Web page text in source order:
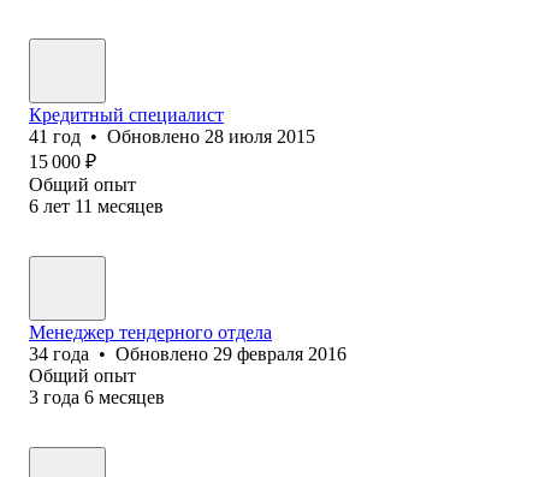
Кредитный специалист
41 год • Обновлено 28 июля 2015
15 000 ₽
Общий опыт
6 лет 11 месяцев
Менеджер тендерного отдела
34 года • Обновлено 29 февраля 2016
Общий опыт
3 года 6 месяцев